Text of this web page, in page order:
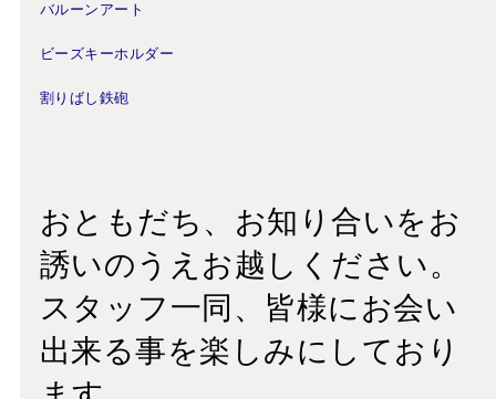
バルーンアート
ビーズキーホルダー
割りばし鉄砲
おともだち、お知り合いをお
誘いのうえお越しください。
スタッフ一同、皆様にお会い
出来る事を楽しみにしており